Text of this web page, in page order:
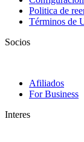
Politica de
Términos de
Socios
Afiliados
For Business
Interes